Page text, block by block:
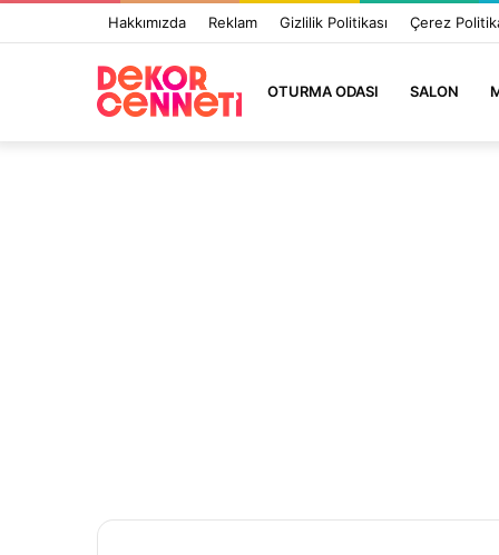
Hakkımızda Reklam Gizlilik Politikası Çerez
OTURMA ODASI SALON